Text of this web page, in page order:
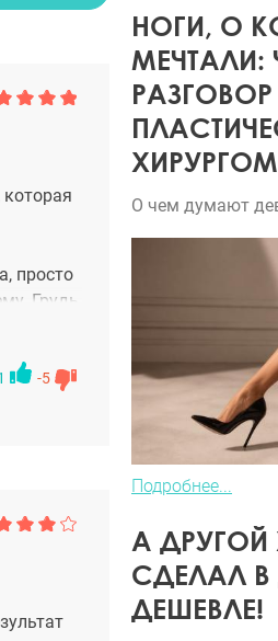
просто
Грудь
-5
НОГИ, О
МЕЧТАЛИ:
ХИРУРГОМ
О чем думают
Подробнее...
А ДРУГОЙ
СДЕЛАЛ В
ДЕШЕВЛЕ!